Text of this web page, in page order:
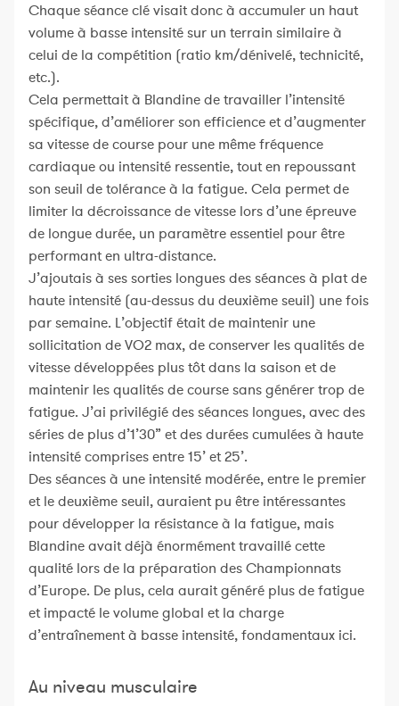
Chaque séance clé visait donc à accumuler un haut
volume à basse intensité sur un terrain similaire à
celui de la compétition (ratio km/dénivelé, technicité,
etc.).
Cela permettait à Blandine de travailler l’intensité
spécifique, d’améliorer son efficience et d’augmenter
sa vitesse de course pour une même fréquence
cardiaque ou intensité ressentie, tout en repoussant
son seuil de tolérance à la fatigue. Cela permet de
limiter la décroissance de vitesse lors d’une épreuve
de longue durée, un paramètre essentiel pour être
performant en ultra-distance.
J’ajoutais à ses sorties longues des séances à plat de
haute intensité (au-dessus du deuxième seuil) une fois
par semaine. L’objectif était de maintenir une
sollicitation de VO2 max, de conserver les qualités de
vitesse développées plus tôt dans la saison et de
maintenir les qualités de course sans générer trop de
fatigue. J’ai privilégié des séances longues, avec des
séries de plus d’1’30” et des durées cumulées à haute
intensité comprises entre 15’ et 25’.
Des séances à une intensité modérée, entre le premier
et le deuxième seuil, auraient pu être intéressantes
pour développer la résistance à la fatigue, mais
Blandine avait déjà énormément travaillé cette
qualité lors de la préparation des Championnats
d’Europe. De plus, cela aurait généré plus de fatigue
et impacté le volume global et la charge
d’entraînement à basse intensité, fondamentaux ici.
Au niveau musculaire